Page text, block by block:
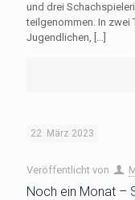
und drei
teilgenommen. In zwei
Jugendlichen, […]
22. März 2023
Veröffentlicht von
Noch ein Monat –